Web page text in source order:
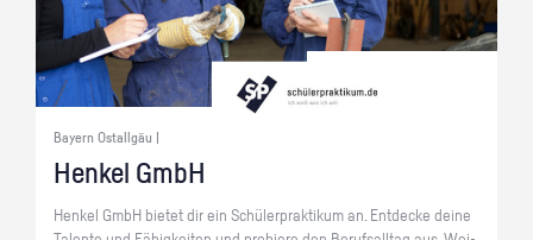
Bayern Ostallgäu |
Hen­kel GmbH
Hen­kel GmbH bie­tet dir ein Schü­ler­prak­ti­kum an. Ent­de­cke deine